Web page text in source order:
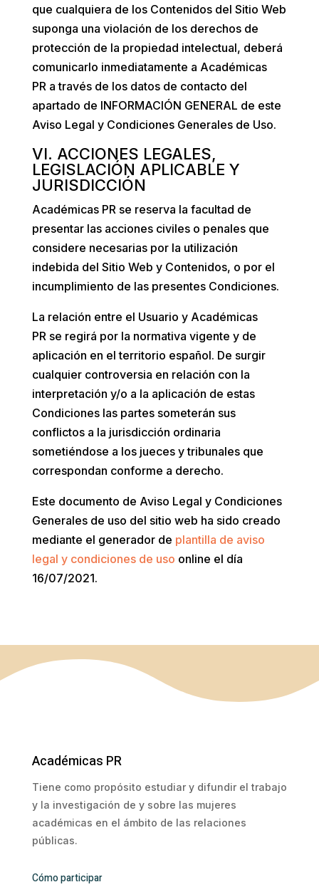
que cualquiera de los Contenidos del Sitio Web
suponga una violación de los derechos de
protección de la propiedad intelectual, deberá
comunicarlo inmediatamente a Académicas
PR a través de los datos de contacto del
apartado de INFORMACIÓN GENERAL de este
Aviso Legal y Condiciones Generales de Uso.
VI. ACCIONES LEGALES,
LEGISLACIÓN APLICABLE Y
JURISDICCIÓN
Académicas PR se reserva la facultad de
presentar las acciones civiles o penales que
considere necesarias por la utilización
indebida del Sitio Web y Contenidos, o por el
incumplimiento de las presentes Condiciones.
La relación entre el Usuario y Académicas
PR se regirá por la normativa vigente y de
aplicación en el territorio español. De surgir
cualquier controversia en relación con la
interpretación y/o a la aplicación de estas
Condiciones las partes someterán sus
conflictos a la jurisdicción ordinaria
sometiéndose a los jueces y tribunales que
correspondan conforme a derecho.
Este documento de Aviso Legal y Condiciones
Generales de uso del sitio web ha sido creado
mediante el generador de plantilla de aviso
legal y condiciones de uso online el día
16/07/2021.
Académicas PR
Tiene como propósito estudiar y difundir el trabajo
y la investigación de y sobre las mujeres
académicas en el ámbito de las relaciones
públicas.
Cómo participar